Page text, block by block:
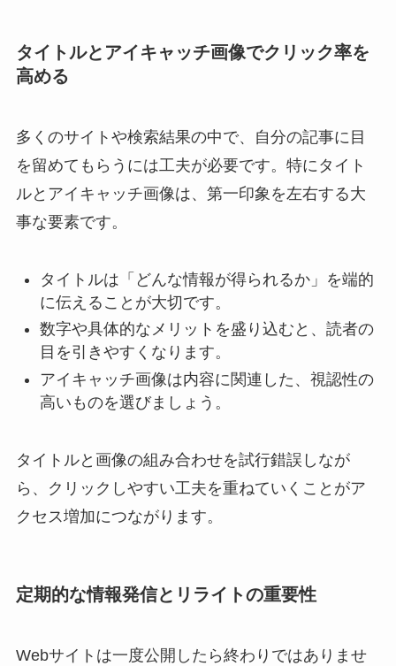
タイトルとアイキャッチ画像でクリック率を
高める
多くのサイトや検索結果の中で、自分の記事に目
を留めてもらうには工夫が必要です。特にタイト
ルとアイキャッチ画像は、第一印象を左右する大
事な要素です。
タイトルは「どんな情報が得られるか」を端的
に伝えることが大切です。
数字や具体的なメリットを盛り込むと、読者の
目を引きやすくなります。
アイキャッチ画像は内容に関連した、視認性の
高いものを選びましょう。
タイトルと画像の組み合わせを試行錯誤しなが
ら、クリックしやすい工夫を重ねていくことがア
クセス増加につながります。
定期的な情報発信とリライトの重要性
Webサイトは一度公開したら終わりではありませ